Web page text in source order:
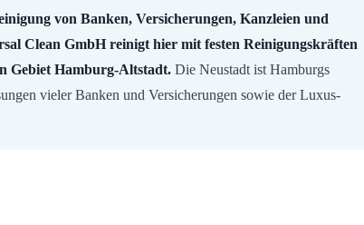
von Banken, Versicherungen, Kanzleien und
Clean GmbH reinigt hier mit festen Reinigungskräften
Gebiet Hamburg-Altstadt. Die Neustadt ist Hamburgs
vieler Banken und Versicherungen sowie der Luxus-